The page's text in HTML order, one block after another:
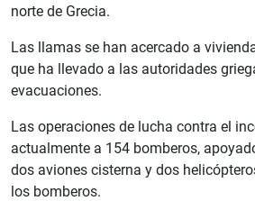
norte de Grecia.
Las llamas se han acercado a
que ha llevado a las autoridades
evacuaciones.
Las operaciones de lucha contra el
actualmente a 154 bomberos,
dos aviones cisterna y dos
los bomberos.